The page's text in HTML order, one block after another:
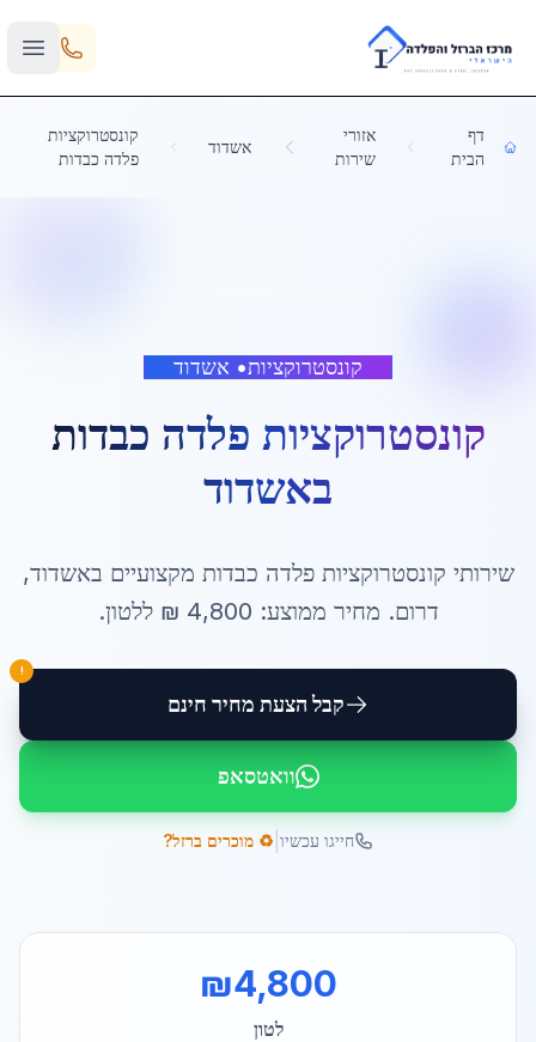
Skip to main content
דף
הבית
אזורי
שירות
אשדוד
קונסטרוקציות
פלדה כבדות
קונסטרוקציות• אשדוד
קונסטרוקציות פלדה כבדות
באשדוד
שירותי קונסטרוקציות פלדה כבדות מקצועיים באשדוד,
דרום. מחיר ממוצע: 4,800 ₪ ללטון.
קבל הצעת מחיר חינם
!
וואטסאפ
חייגו עכשיו ♻️ מוכרים ברזל?
₪4,800
לטון